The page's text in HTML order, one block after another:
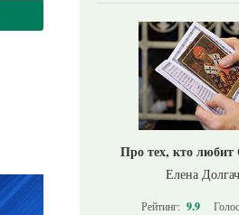
Про тех, кто любит
Елена
Рейтинг: 9.9